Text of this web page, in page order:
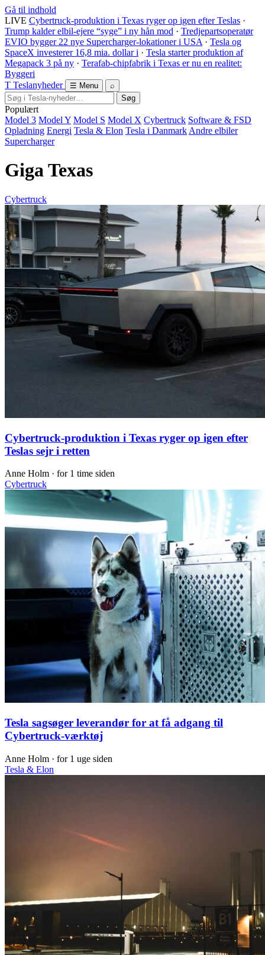
Gå til indhold
LIVE Cybertruck-produktion i Texas ryger op igen efter Teslas ·
Trump kalder elbil-ejere “syge” i ny hån mod · Tredjepartsoperatør
EVIO bygger 22 nye Supercharger-lokationer i USA · Tesla og
SpaceX investerer 16,8 mia. dollar i · Tesla starter produktion af
Megapack 3 på ny · Terafab-chipfabrik i Texas er nu en realitet:
Byggeri
T Teslanyheder ☰ Menu
⌕
Søg
Populært
Model 3 Model Y Model S Model X Cybertruck Software & FSD
Opladning Energi Tesla & Elon Tesla i Danmark Andre elbiler
Supercharger
Giga Texas
Cybertruck
Cybertruck-produktion i Texas ryger op igen efter
Teslas sejr i retten
Anne Holm · for 1 time siden
Cybertruck
Tesla sagsøger leverandør for at få adgang til
Cybertruck-værktøj
Anne Holm · for 1 uge siden
Tesla & Elon